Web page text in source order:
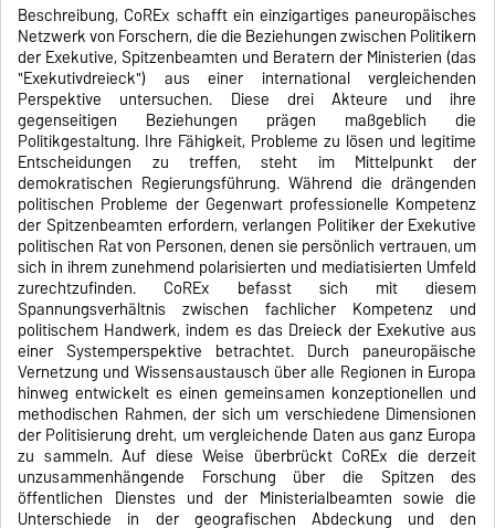
Beschreibung, CoREx schafft ein einzigartiges paneuropäisches
Netzwerk von Forschern, die die Beziehungen zwischen Politikern
der Exekutive, Spitzenbeamten und Beratern der Ministerien (das
"Exekutivdreieck") aus einer international vergleichenden
Perspektive untersuchen. Diese drei Akteure und ihre
gegenseitigen Beziehungen prägen maßgeblich die
Politikgestaltung. Ihre Fähigkeit, Probleme zu lösen und legitime
Entscheidungen zu treffen, steht im Mittelpunkt der
demokratischen Regierungsführung. Während die drängenden
politischen Probleme der Gegenwart professionelle Kompetenz
der Spitzenbeamten erfordern, verlangen Politiker der Exekutive
politischen Rat von Personen, denen sie persönlich vertrauen, um
sich in ihrem zunehmend polarisierten und mediatisierten Umfeld
zurechtzufinden. CoREx befasst sich mit diesem
Spannungsverhältnis zwischen fachlicher Kompetenz und
politischem Handwerk, indem es das Dreieck der Exekutive aus
einer Systemperspektive betrachtet. Durch paneuropäische
Vernetzung und Wissensaustausch über alle Regionen in Europa
hinweg entwickelt es einen gemeinsamen konzeptionellen und
methodischen Rahmen, der sich um verschiedene Dimensionen
der Politisierung dreht, um vergleichende Daten aus ganz Europa
zu sammeln. Auf diese Weise überbrückt CoREx die derzeit
unzusammenhängende Forschung über die Spitzen des
öffentlichen Dienstes und der Ministerialbeamten sowie die
Unterschiede in der geografischen Abdeckung und den